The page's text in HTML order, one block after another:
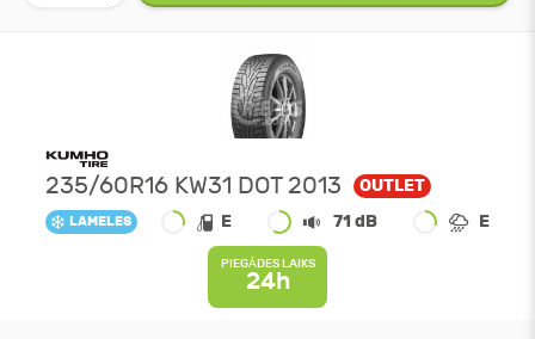
235/60R16 KW31 DOT 2013 OUTLET
LAMELES E 71 dB E
PIEGĀDES LAIKS
24h